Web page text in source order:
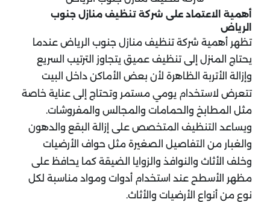
أهمية الاعتماد على شركة تنظيف منازل جنوب
الرياض
تظهر أهمية شركة تنظيف منازل جنوب الرياض عندما
يحتاج المنزل إلى تنظيف عميق يتجاوز الترتيب السريع
وإزالة الأتربة الظاهرة لأن بعض الأماكن داخل البيت
تتعرض لاستخدام يومي مستمر وتحتاج إلى عناية خاصة
مثل المطابخ والحمامات والمجالس والمفروشات.
ويساعد التنظيف المتخصص على إزالة البقع والدهون
والغبار من التفاصيل الصغيرة مثل حواف الأرضيات
وخلف الأثاث والنوافذ والزوايا الضيقة كما يحافظ على
مظهر الأسطح عند استخدام أدوات ومواد مناسبة لكل
نوع من أنواع الأرضيات والأثاث.